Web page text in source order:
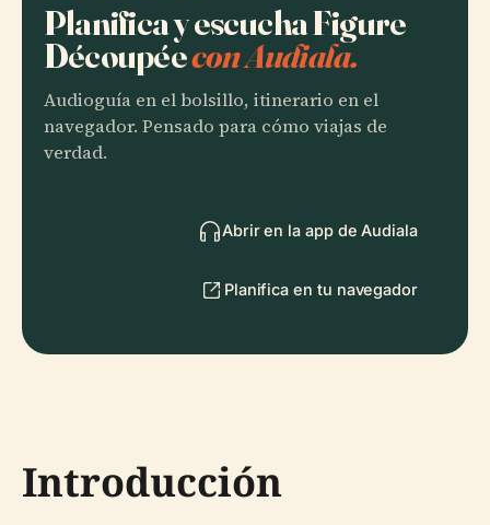
Planifica y escucha Figure
Découpéecon Audiala.
Audioguía en el bolsillo, itinerario en el
navegador. Pensado para cómo viajas de
verdad.
Abrir en la app de Audiala
Planifica en tu navegador
Introducción